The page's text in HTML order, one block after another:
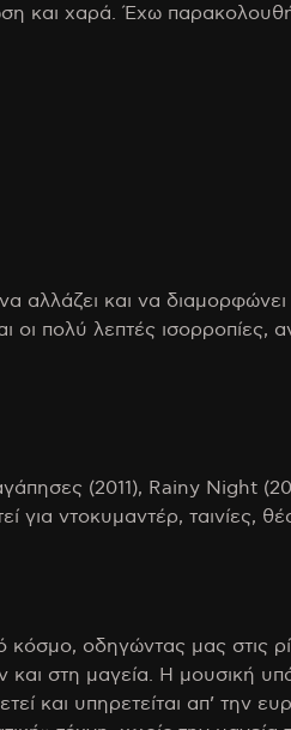
και χαρά. Έχω
και να
πολύ λεπτές ισορροπίες,
(2011), Rainy Night
ντοκυμαντέρ, ταινίες,
οδηγώντας μας στις
στη μαγεία. Η μουσική
και υπηρετείται απ’ την